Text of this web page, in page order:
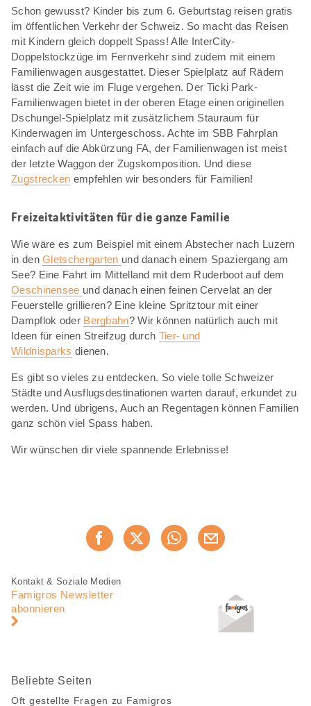
Schon gewusst? Kinder bis zum 6. Geburtstag reisen gratis
im öffentlichen Verkehr der Schweiz. So macht das Reisen
mit Kindern gleich doppelt Spass! Alle InterCity-
Doppelstockzüge im Fernverkehr sind zudem mit einem
Familienwagen ausgestattet. Dieser Spielplatz auf Rädern
lässt die Zeit wie im Fluge vergehen. Der Ticki Park-
Familienwagen bietet in der oberen Etage einen originellen
Dschungel-Spielplatz mit zusätzlichem Stauraum für
Kinderwagen im Untergeschoss. Achte im SBB Fahrplan
einfach auf die Abkürzung FA, der Familienwagen ist meist
der letzte Waggon der Zugskomposition. Und diese
Zugstrecken empfehlen wir besonders für Familien!
Freizeitaktivitäten für die ganze Familie
Wie wäre es zum Beispiel mit einem Abstecher nach Luzern
in denGletschergarten und danach einem Spaziergang am
See? Eine Fahrt im Mittelland mit dem Ruderboot auf dem
Oeschinensee und danach einen feinen Cervelat an der
Feuerstelle grillieren? Eine kleine Spritztour mit einer
Dampflok oder Bergbahn? Wir können natürlich auch mit
Ideen für einen Streifzug durch Tier- und
Wildnisparks dienen.
Es gibt so vieles zu entdecken. So viele tolle Schweizer
Städte und Ausflugsdestinationen warten darauf, erkundet zu
werden. Und übrigens, Auch an Regentagen können Familien
ganz schön viel Spass haben.
Wir wünschen dir viele spannende Erlebnisse!
Jetzt weiterempfehlen
Fusszeile
Fusszeile
Navigation
Kontakt & Soziale Medien
Famigros Newsletter
abonnieren
Beliebte Seiten
Oft gestellte Fragen zu Famigros